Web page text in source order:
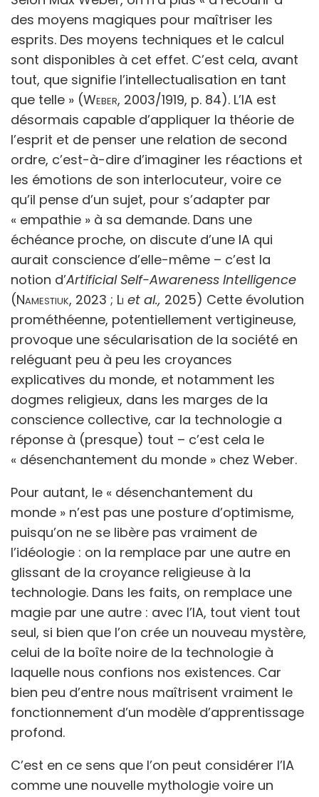
des moyens magiques pour maîtriser les
esprits. Des moyens techniques et le calcul
sont disponibles à cet effet. C’est cela, avant
tout, que signifie l’intellectualisation en tant
que telle » (Weber, 2003/1919, p. 84). L’IA est
désormais capable d’appliquer la théorie de
l’esprit et de penser une relation de second
ordre, c’est-à-dire d’imaginer les réactions et
les émotions de son interlocuteur, voire ce
qu’il pense d’un sujet, pour s’adapter par
« empathie » à sa demande. Dans une
échéance proche, on discute d’une IA qui
aurait conscience d’elle-même – c’est la
notion d’Artificial Self-Awareness Intelligence
(Namestiuk, 2023 ; Li et al., 2025) Cette évolution
prométhéenne, potentiellement vertigineuse,
provoque une sécularisation de la société en
reléguant peu à peu les croyances
explicatives du monde, et notamment les
dogmes religieux, dans les marges de la
conscience collective, car la technologie a
réponse à (presque) tout – c’est cela le
« désenchantement du monde » chez Weber.
Pour autant, le « désenchantement du
monde » n’est pas une posture d’optimisme,
puisqu’on ne se libère pas vraiment de
l’idéologie : on la remplace par une autre en
glissant de la croyance religieuse à la
technologie. Dans les faits, on remplace une
magie par une autre : avec l’IA, tout vient tout
seul, si bien que l’on crée un nouveau mystère,
celui de la boîte noire de la technologie à
laquelle nous confions nos existences. Car
bien peu d’entre nous maîtrisent vraiment le
fonctionnement d’un modèle d’apprentissage
profond.
C’est en ce sens que l’on peut considérer l’IA
comme une nouvelle mythologie voire un